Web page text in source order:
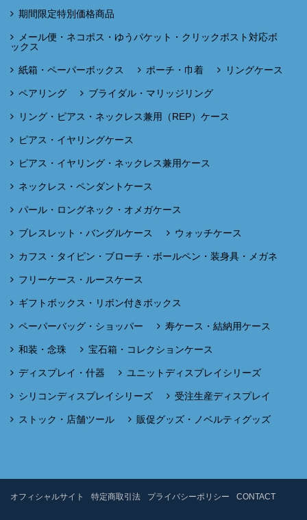
期間限定特別価格商品
メール便・ネコポス・ゆうパケット・クリックポスト対応ボ
ックス
紙箱・ペーパーボックス ポーチ・巾着 リングケース
ペアリング ブライダル・マリッジリング
リング・ピアス・ネックレス兼用（REP）ケース
ピアス・イヤリングケース
ピアス・イヤリング・ネックレス兼用ケース
ネックレス・ペンダントケース
パール・ロングネック・オメガケース
ブレスレット・バングルケース ウォッチケース
カフス・タイピン・ブローチ・ボールペン・装身具・メガネ
フリーケース・ルースケース
ギフトボックス・リボン付きボックス
ペーパーバッグ・ショッパー 寿ケース・結納用ケース
和装・念珠 宝石箱・コレクションケース
ディスプレイ・什器 ユニットディスプレイシリーズ
シリコンディスプレイシリーズ 受注生産ディスプレイ
ストック・店舗ツール 販促グッズ・ノベルティグッズ
オフィシャルサイト 特定商取引法 プライバシーポリシー CONTACT